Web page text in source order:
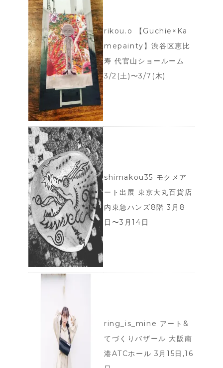
rikou.o 【Guchie×Ka
mepainty】 渋谷区恵比
寿 代官山ショールーム
3/2(土)〜3/7(木)
shimakou35 モクメア
ート出展 東京大丸百貨店
内東急ハンズ8階 3月8
日〜3月14日
ring_is_mine アート&
てづくりバザール 大阪南
港ATCホール 3月15日,16